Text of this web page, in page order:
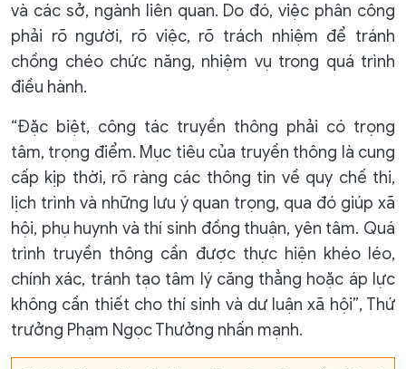
và các sở, ngành liên quan. Do đó, việc phân công
phải rõ người, rõ việc, rõ trách nhiệm để tránh
chồng chéo chức năng, nhiệm vụ trong quá trình
điều hành.
“Đặc biệt, công tác truyền thông phải có trọng
tâm, trọng điểm. Mục tiêu của truyền thông là cung
cấp kịp thời, rõ ràng các thông tin về quy chế thi,
lịch trình và những lưu ý quan trọng, qua đó giúp xã
hội, phụ huynh và thí sinh đồng thuận, yên tâm. Quá
trình truyền thông cần được thực hiện khéo léo,
chính xác, tránh tạo tâm lý căng thẳng hoặc áp lực
không cần thiết cho thí sinh và dư luận xã hội”, Thứ
trưởng Phạm Ngọc Thưởng nhấn mạnh.